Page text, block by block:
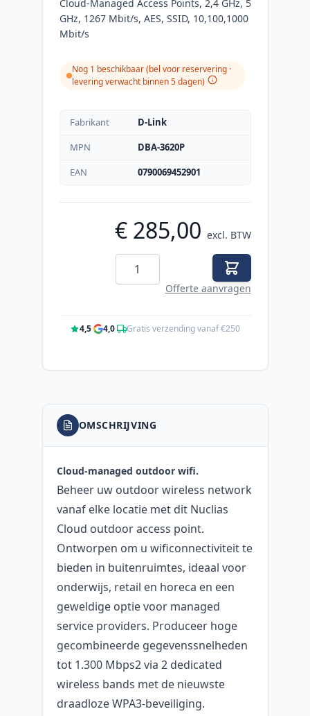
Cloud‐Managed Access Points, 2,4 GHz, 5
GHz, 1267 Mbit/s, AES, SSID, 10,100,1000
Mbit/s
Nog 1 beschikbaar (bel voor reservering ·
levering verwacht binnen 5 dagen)
Fabrikant
D-Link
MPN
DBA-3620P
EAN
0790069452901
€ 285,00 excl. BTW
Aantal
Offerte aanvragen
4,5· 4,0· Gratis verzending vanaf €250
OMSCHRIJVING
Cloud‑managed outdoor wifi.
Beheer uw outdoor wireless network
vanaf elke locatie met dit Nuclias
Cloud outdoor access point.
Ontworpen om u wificonnectiviteit te
bieden in buitenruimtes, ideaal voor
onderwijs, retail en horeca en een
geweldige optie voor managed
service providers. Produceer hoge
gecombineerde gegevenssnelheden
tot 1.300 Mbps2 via 2 dedicated
wireless bands met de nieuwste
draadloze WPA3-beveiliging.